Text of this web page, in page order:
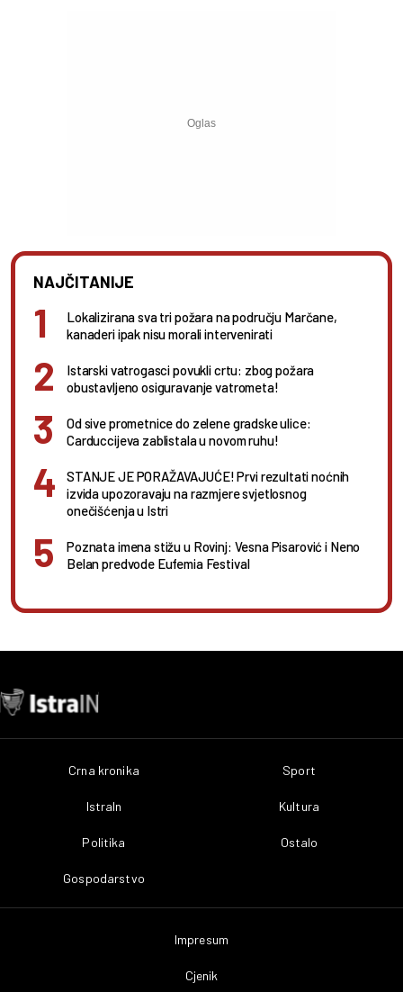
NAJČITANIJE
Lokalizirana sva tri požara na području Marčane,
kanaderi ipak nisu morali intervenirati
Istarski vatrogasci povukli crtu: zbog požara
obustavljeno osiguravanje vatrometa!
Od sive prometnice do zelene gradske ulice:
Carduccijeva zablistala u novom ruhu!
STANJE JE PORAŽAVAJUĆE! Prvi rezultati noćnih
izvida upozoravaju na razmjere svjetlosnog
onečišćenja u Istri
Poznata imena stižu u Rovinj: Vesna Pisarović i Neno
Belan predvode Eufemia Festival
Crna kronika
IstraIn
Politika
Gospodarstvo
Sport
Kultura
Ostalo
Impresum
Cjenik